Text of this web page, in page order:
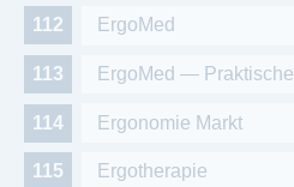
ErgoMed
ErgoMed —
Ergonomie Markt
Ergotherapie